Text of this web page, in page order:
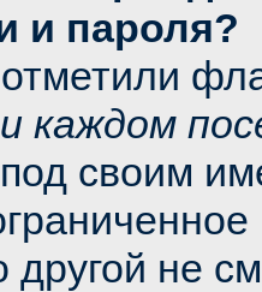
и пароля?
каждом
под своим
другой не